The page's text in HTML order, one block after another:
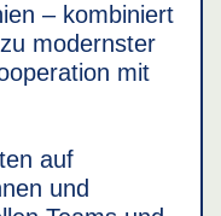
– kombiniert
modernster
mit
auf
und